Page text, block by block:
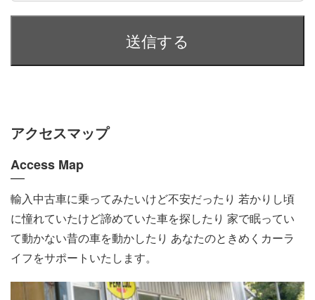
アクセスマップ
Access Map
輸入中古車に乗ってみたいけど不安だったり 若かりし頃
に憧れていたけど諦めていた車を探したり 家で眠ってい
て動かない昔の車を動かしたり あなたのときめくカーラ
イフをサポートいたします。